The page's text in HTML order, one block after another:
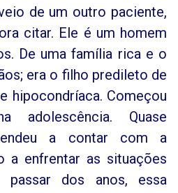
de um outro paciente,
citar. Ele é um homem
De uma família rica e o
era o filho predileto de
hipocondríaca. Começou
Quase
a contar com a
a enfrentar as situações
dos anos, essa